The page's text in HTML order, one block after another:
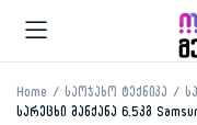
Home საოჯახო ტექნიკა
სარეცხი მანქანა 6,5კგ